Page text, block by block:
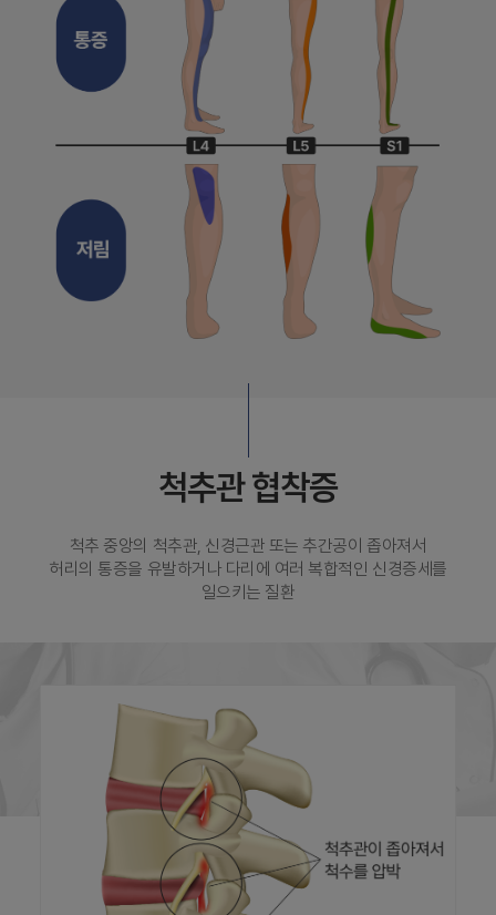
척추관 협착증
척추 중앙의 척추관, 신경근관 또는 추간공이 좁아져서
허리의 통증을 유발하거나 다리에 여러 복합적인 신경증세를
일으키는 질환